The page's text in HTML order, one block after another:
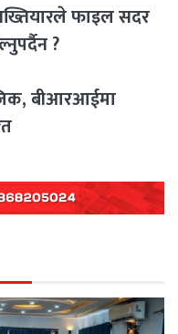
फाइल सदर
?
बीआरआईमा